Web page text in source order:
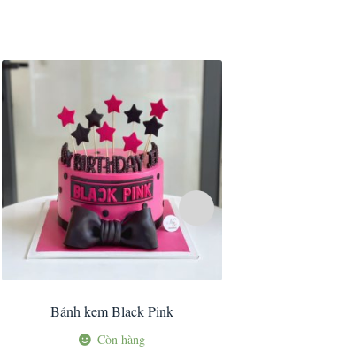
Bánh kem Black Pink
Còn hàng